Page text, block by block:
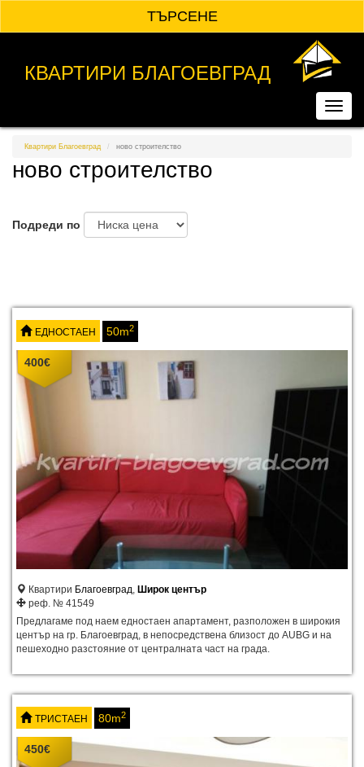
ТЪРСЕНЕ
КВАРТИРИ БЛАГОЕВГРАД
Квартири Благоевград ново строителство
ново строителство
Подреди по
ЕДНОСТАЕН 50m2
400€
Квартири Благоевград Широк център
реф. № 41549
Предлагаме под наем едностаен апартамент, разположен в широкия
център на гр. Благоевград, в непосредствена близост до AUBG и на
пешеходно разстояние от централната част на града.
ТРИСТАЕН 80m2
450€